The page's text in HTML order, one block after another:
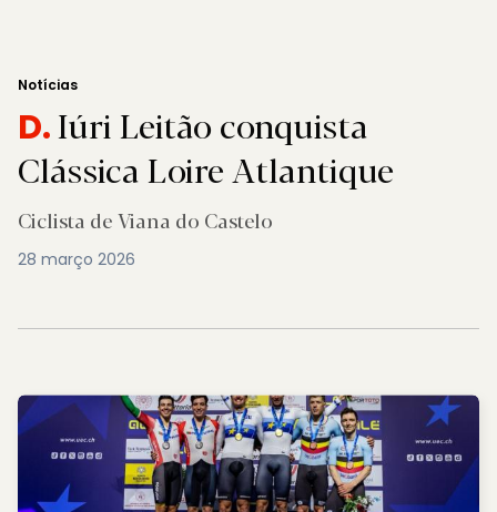
Notícias
D.Iúri Leitão conquista
Clássica Loire Atlantique
Ciclista de Viana do Castelo
28 março 2026